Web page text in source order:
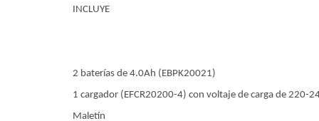
INCLUYE
2 baterías de 4.0Ah (EBPK20021)
1 cargador (EFCR20200-4) con voltaje de carga de 220-
Maletín